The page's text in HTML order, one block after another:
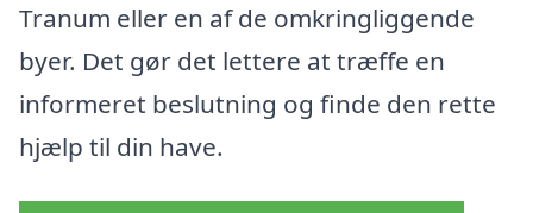
Tranum eller en af de omkringliggende
byer. Det gør det lettere at træffe en
informeret beslutning og finde den rette
hjælp til din have.